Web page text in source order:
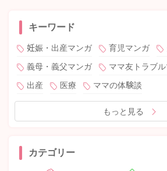
キーワード
妊娠・出産マンガ 育児マンガ
義母・義父マンガ
ママ友トラブ
出産
医療 ママの体験談
もっと見る
カテゴリー